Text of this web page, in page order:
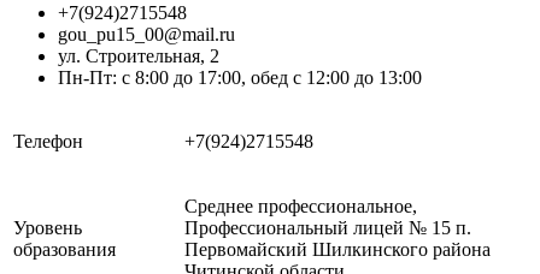
+7(924)2715548
gou_pu15_00@mail.ru
ул. Строительная, 2
Пн-Пт: с 8:00 до 17:00, обед с 12:00 до 13:00
Телефон +7(924)2715548
Уровень
образования
Среднее профессиональное,
Профессиональный лицей № 15 п.
Первомайский Шилкинского района